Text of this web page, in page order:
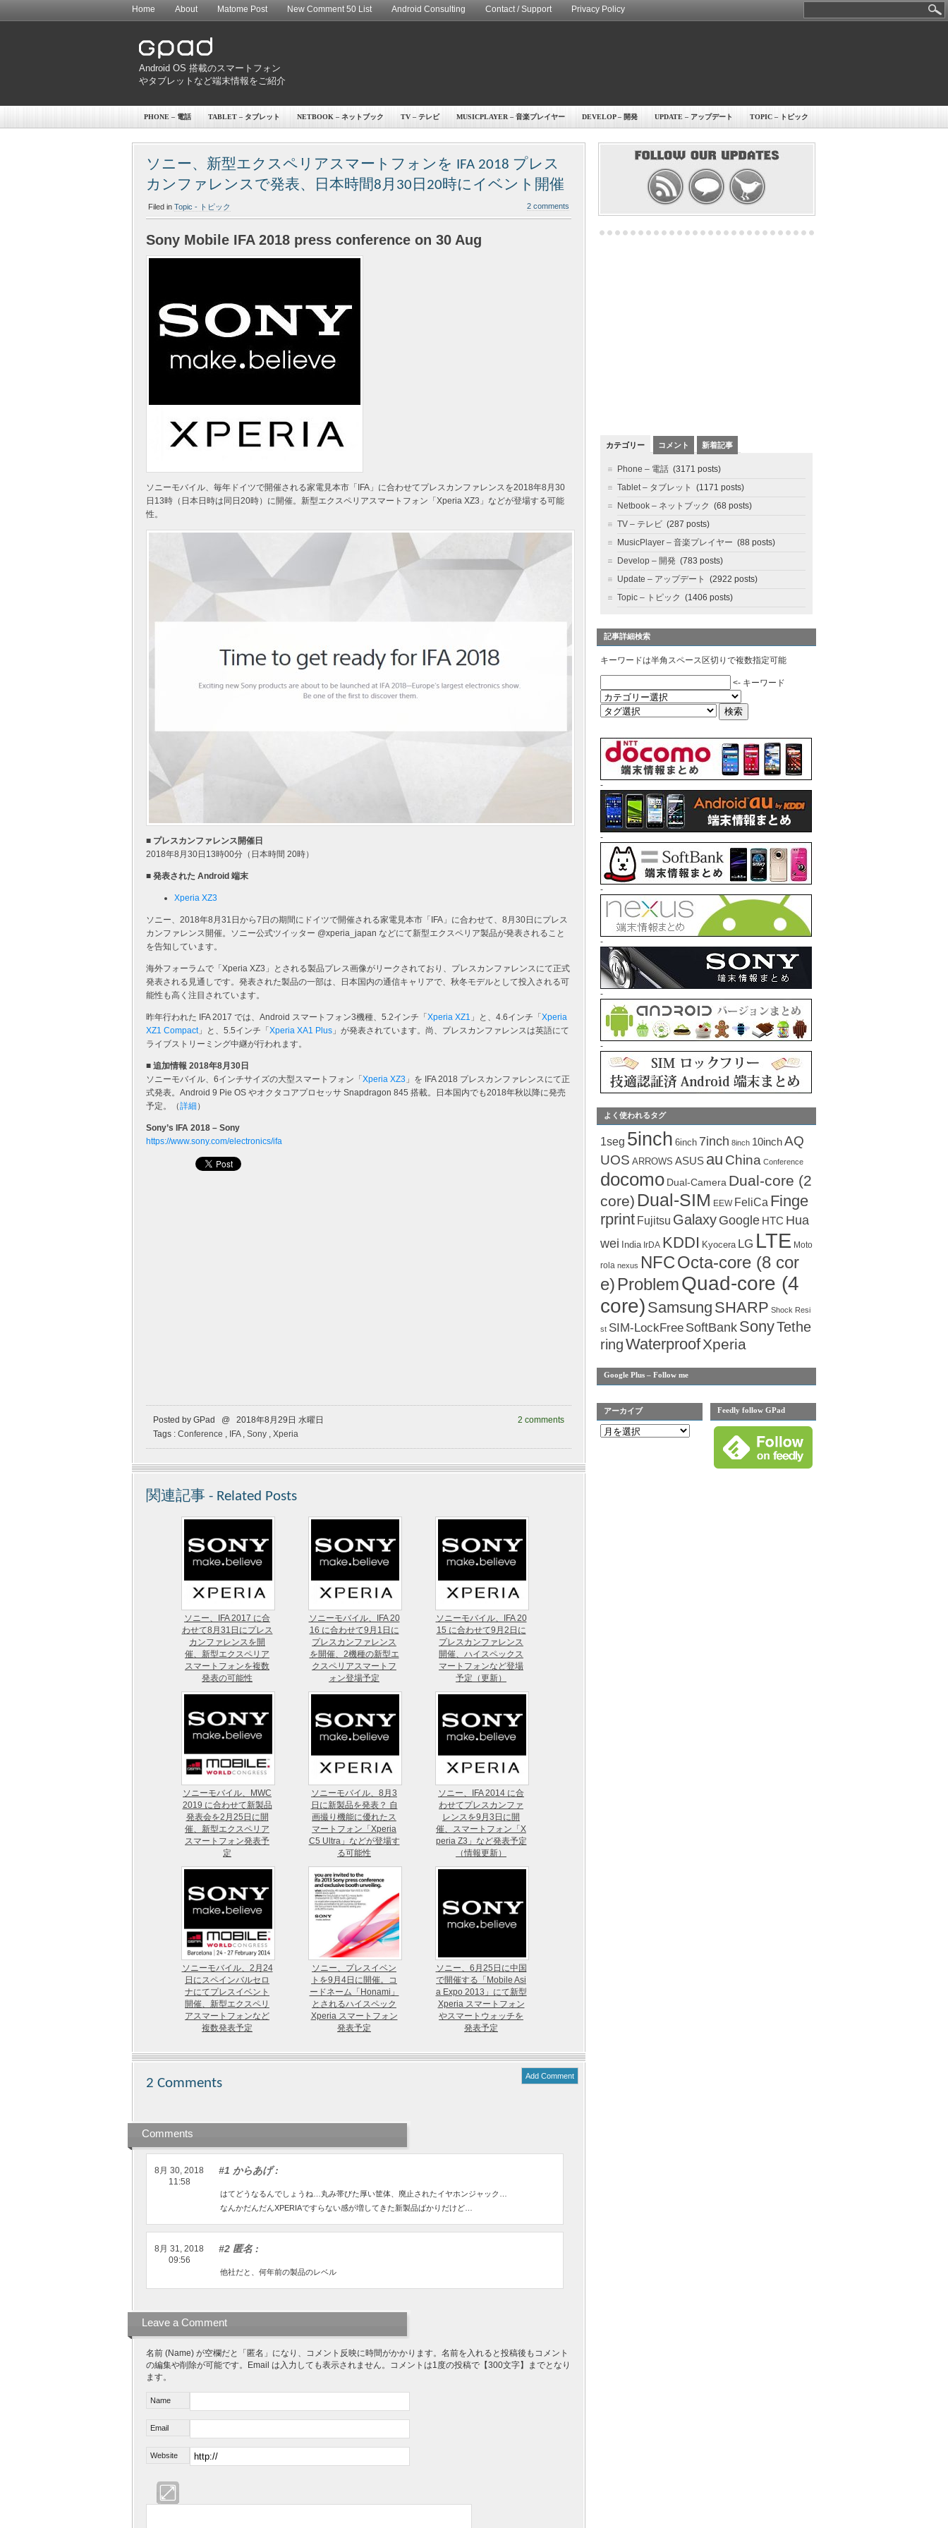
Home About Matome Post New Comment 50 List Android Consulting Contact / Support Privacy Policy
Android OS 搭載のスマートフォン
やタブレットなど端末情報をご紹介
PHONE – 電話 TABLET – タブレット NETBOOK – ネットブック TV – テレビ MUSICPLAYER – 音楽プレイヤー DEVELOP – 開発 UPDATE – アップデート TOPIC – トピック
ソニー、新型エクスペリアスマートフォンを IFA 2018 プレス
カンファレンスで発表、日本時間8月30日20時にイベント開催
Filed in Topic - トピック 2 comments
Sony Mobile IFA 2018 press conference on 30 Aug
ソニーモバイル、毎年ドイツで開催される家電見本市「IFA」に合わせてプレスカンファレンスを2018年8月30
日13時（日本日時は同日20時）に開催。新型エクスペリアスマートフォン「Xperia XZ3」などが登場する可能
性。
■ プレスカンファレンス開催日
2018年8月30日13時00分（日本時間 20時）
■ 発表された Android 端末
Xperia XZ3
ソニー、2018年8月31日から7日の期間にドイツで開催される家電見本市「IFA」に合わせて、8月30日にプレス
カンファレンス開催。ソニー公式ツイッター @xperia_japan などにて新型エクスペリア製品が発表されること
を告知しています。
海外フォーラムで「Xperia XZ3」とされる製品プレス画像がリークされており、プレスカンファレンスにて正式
発表される見通しです。発表された製品の一部は、日本国内の通信キャリアで、秋冬モデルとして投入される可
能性も高く注目されています。
昨年行われた IFA 2017 では、Android スマートフォン3機種、5.2インチ「 Xperia XZ1 」と、4.6インチ「 Xperia
XZ1 Compact」と、5.5インチ「 Xperia XA1 Plus 」が発表されています。尚、プレスカンファレンスは英語にて
ライブストリーミング中継が行われます。
■ 追加情報 2018年8月30日
ソニーモバイル、6インチサイズの大型スマートフォン「 Xperia XZ3 」を IFA 2018 プレスカンファレンスにて正
式発表。Android 9 Pie OS やオクタコアプロセッサ Snapdragon 845 搭載。日本国内でも2018年秋以降に発売
予定。（詳細 ）
Sony’s IFA 2018 – Sony
https://www.sony.com/electronics/ifa
Posted by GPad @ 2018年8月29日 水曜日
2 comments
Tags : Conference , IFA, Sony , Xperia
関連記事 - Related Posts
ソニー、IFA 2017 に合
わせて8月31日にプレス
カンファレンスを開
催、新型エクスペリア
スマートフォンを複数
発表の可能性
ソニーモバイル、IFA 20
16 に合わせて9月1日に
プレスカンファレンス
を開催、2機種の新型エ
クスペリアスマートフ
ォン登場予定
ソニーモバイル、IFA 20
15 に合わせて9月2日に
プレスカンファレンス
開催、ハイスペックス
マートフォンなど登場
予定（更新）
ソニーモバイル、MWC
2019 に合わせて新製品
発表会を2月25日に開
催、新型エクスペリア
スマートフォン発表予
定
ソニーモバイル、8月3
日に新製品を発表？ 自
画撮り機能に優れたス
マートフォン「Xperia
C5 Ultra」などが登場す
る可能性
ソニー、IFA 2014 に合
わせてプレスカンファ
レンスを9月3日に開
催、スマートフォン「X
peria Z3」など発表予定
（情報更新）
ソニーモバイル、2月24
日にスペインバルセロ
ナにてプレスイベント
開催、新型エクスペリ
アスマートフォンなど
複数発表予定
ソニー、プレスイベン
トを9月4日に開催。コ
ードネーム「Honami」
とされるハイスペック
Xperia スマートフォン
発表予定
ソニー、6月25日に中国
で開催する「Mobile Asi
a Expo 2013」にて新型
Xperia スマートフォン
やスマートウォッチを
発表予定
2 Comments Add Comment
Comments
8月 30, 2018
11:58
#1 からあげ:
はてどうなるんでしょうね…丸み帯びた厚い筐体、廃止されたイヤホンジャック…
なんかだんだんXPERIAですらない感が増してきた新製品ばかりだけど…
8月 31, 2018
09:56
#2 匿名 :
他社だと、何年前の製品のレベル
Leave a Comment
名前 (Name) が空欄だと「匿名」になり、コメント反映に時間がかかります。名前を入れると投稿後もコメント
の編集や削除が可能です。Email は入力しても表示されません。コメントは1度の投稿で【300文字】までとなり
ます。
Name
Email
Website
カテゴリー コメント 新着記事
Phone – 電話 (3171 posts)
Tablet – タブレット
(1171 posts)
Netbook – ネットブック (68 posts)
TV – テレビ (287 posts)
MusicPlayer – 音楽プレイヤー (88 posts)
Develop – 開発 (783 posts)
Update – アップデート
(2922 posts)
Topic – トピック (1406 posts)
記事詳細検索
キーワードは半角スペース区切りで複数指定可能
<- キーワード
-
-
-
-
-
-
よく使われるタグ
1seg 5inch 6inch 7inch 8inch 10inchAQ
UOS ARROWS ASUS au China Conference
docomo Dual-Camera Dual-core (2
core) Dual-SIM EEW FeliCa Finge
rprint Fujitsu Galaxy Google HTC Hua
wei India IrDA KDDI Kyocera LG LTE Moto
rola nexus NFCOcta-core (8 cor
e) ProblemQuad-core (4
core) Samsung SHARP Shock Resi
st SIM-LockFree SoftBank SonyTethe
ringWaterproofXperia
Google Plus – Follow me
アーカイブ Feedly follow GPad